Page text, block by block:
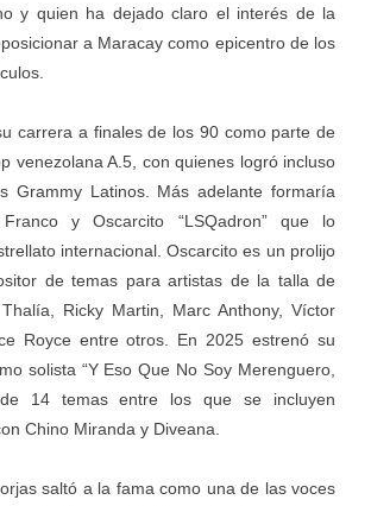
y quien ha dejado claro el interés de la
a Maracay como epicentro de los
carrera a finales de los 90 como parte de
venezolana A.5, con quienes logró incluso
Grammy Latinos. Más adelante formaría
y Oscarcito “LSQadron” que lo
internacional. Oscarcito es un prolijo
de temas para artistas de la talla de
Ricky Martin, Marc Anthony, Víctor
Royce entre otros. En 2025 estrenó su
solista “Y Eso Que No Soy Merenguero,
14 temas entre los que se incluyen
Chino Miranda y Diveana.
saltó a la fama como una de las voces